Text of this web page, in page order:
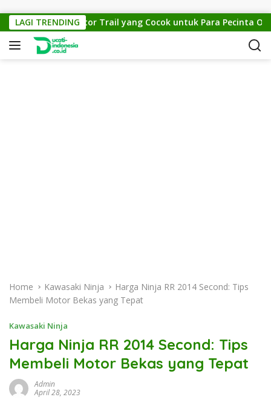
LAGI TRENDING
Cross 150: Motor Trail yang Cocok untuk Para Pecinta Off-
Home Kawasaki Ninja
Harga Ninja RR 2014 Second: Tips
Membeli Motor Bekas yang Tepat
Kawasaki Ninja
Harga Ninja RR 2014 Second: Tips
Membeli Motor Bekas yang Tepat
Admin
April 28, 2023